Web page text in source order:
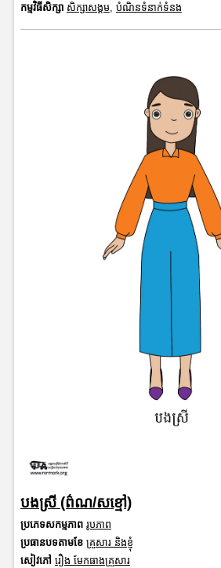
កម្មវិធីសិក្សា សិក្សាសង្គម, បំណិនទំនាក់ទំនង
បងស្រី (ព៌ណ/សខ្មៅ)
ប្រភេទសកម្មភាព រូបភាព
ប្រធានបទតាមខែ គ្រួសារ និងខ្ញុំ
សៀវភៅ រឿង មែកធាងគ្រួសារ